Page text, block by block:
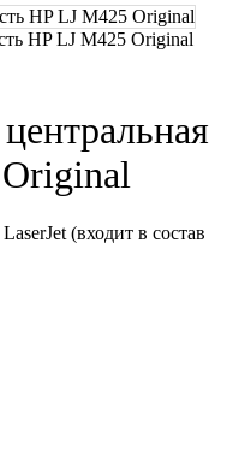
(входит в состав